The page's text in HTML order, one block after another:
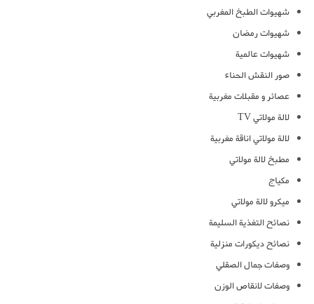
شهيوات الطبخ المغربي
شهيوات رمضان
شهيوات عالمية
صور النقش الحناء
عصائر و مقبلات مغربية
لالة مولاتي TV
لالة مولاتي اناقة مغربية
مطبخ لالة مولاتي
مكياج
ميكرو لالة مولاتي
نصائح التغذية السليمة
نصائح ديكورات منزلية
وصفات جمال الصقلي
وصفات لانقاص الوزن